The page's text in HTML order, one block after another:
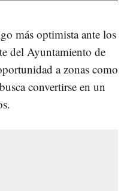
más optimista ante los
del Ayuntamiento de
a zonas como
convertirse en un